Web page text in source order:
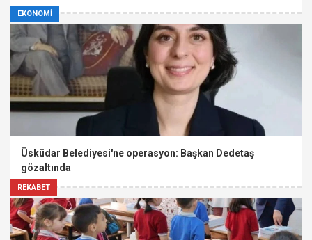
EKONOMİ
REKABET
Üsküdar Belediyesi'ne operasyon: Başkan Dedetaş
gözaltında